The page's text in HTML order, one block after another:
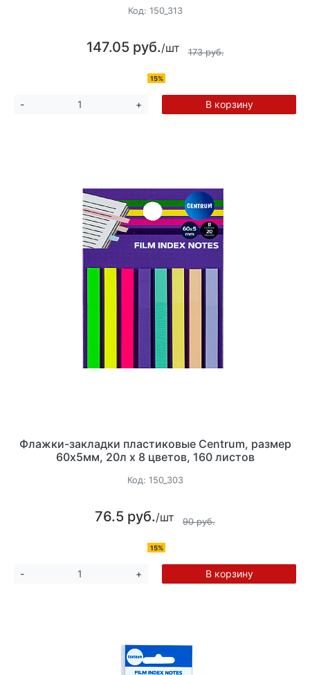
Код: 150_313
147.05 руб./шт 173 руб.
15%
- + В корзину
Флажки-закладки пластиковые Centrum, размер
60х5мм, 20л х 8 цветов, 160 листов
Код: 150_303
76.5 руб./шт 90 руб.
15%
- + В корзину